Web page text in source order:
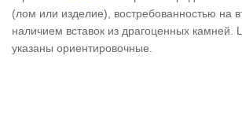
(лом или изделие), востребованностью на
наличием вставок из драгоценных камней.
указаны ориентировочные.